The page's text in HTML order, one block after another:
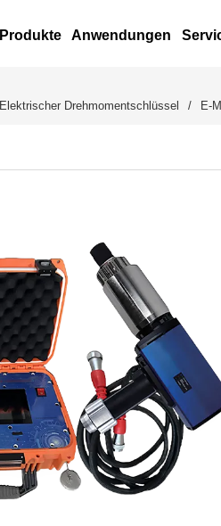
Produkte Anwendungen
Elektrischer Drehmomentschlüssel / E-